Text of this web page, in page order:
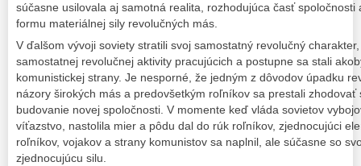
súčasne usilovala aj samotná realita, rozhodujúca časť spoločnosti
formu materiálnej sily revolučných más.
V ďalšom vývoji soviety stratili svoj samostatný revolučný
samostatnej revolučnej aktivity pracujúcich a postupne sa stali
komunistickej strany. Je nesporné, že jedným z dôvodov úpadku
názory širokých más a predovšetkým roľníkov sa prestali zhodovať
budovanie novej spoločnosti. V momente keď vláda sovietov
víťazstvo, nastolila mier a pôdu dal do rúk roľníkov, zjednocujúci
roľníkov, vojakov a strany komunistov sa naplnil, ale súčasne so
zjednocujúcu silu.